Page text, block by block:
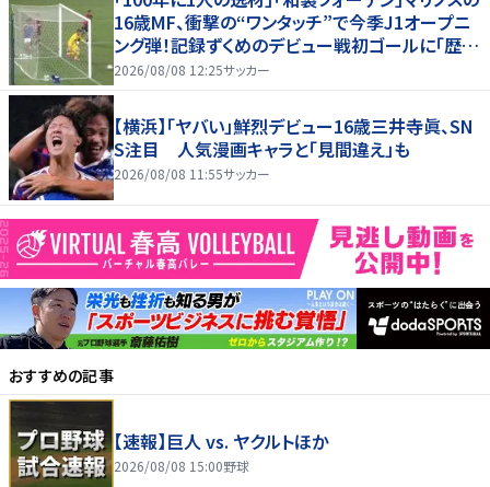
16歳MF、衝撃の“ワンタッチ”で今季J1オープニ
ング弾！記録ずくめのデビュー戦初ゴールに「歴史
を作りよった」
2026/08/08 12:25サッカー
【横浜】「ヤバい」鮮烈デビュー16歳三井寺眞、SN
S注目 人気漫画キャラと「見間違え」も
2026/08/08 11:55サッカー
おすすめの記事
【速報】巨人 vs. ヤクルトほか
2026/08/08 15:00野球